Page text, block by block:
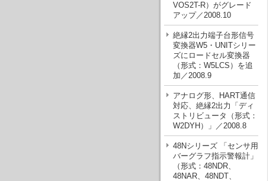
VOS2T-R）がグレード
アップ／2008.10
絶縁2出力端子台形信号
変換器W5・UNITシリー
ズにロードセル変換器
（形式：W5LCS）を追
加／2008.9
アナログ形、HART通信
対応、絶縁2出力「ディ
ストリビュータ（形式：
W2DYH）」／2008.8
48Nシリーズ 「センサ用
バーグラフ指示警報計」
（形式：48NDR、
48NAR、48NDT、